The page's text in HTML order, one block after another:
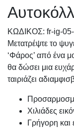
KΩΔΙΚΟΣ: fr-ig-
Μετατρέψτε το
‘Φάρος’ από ένα
θα δώσει μια
ταιριάζει
Χιλιάδες
Γρήγορη και